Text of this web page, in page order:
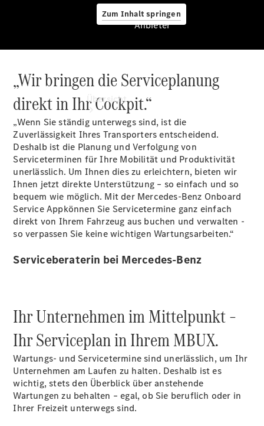
Zum Inhalt springen
Anbieter
Übersicht
Startseite
Ansprechpartner
finden
Probefahrt
Beratung
930 93 0
Anbieter
„Wir bringen die Serviceplanung
direkt in Ihr Cockpit.“
„Wenn Sie ständig unterwegs sind, ist die
Zuverlässigkeit Ihres Transporters entscheidend.
Deshalb ist die Planung und Verfolgung von
Serviceterminen für Ihre Mobilität und Produktivität
unerlässlich. Um Ihnen dies zu erleichtern, bieten wir
Ihnen jetzt direkte Unterstützung – so einfach und so
bequem wie möglich. Mit der Mercedes-Benz Onboard
Service Appkönnen Sie Servicetermine ganz einfach
direkt von Ihrem Fahrzeug aus buchen und verwalten -
so verpassen Sie keine wichtigen Wartungsarbeiten.“
Serviceberaterin bei Mercedes-Benz
Ihr Unternehmen im Mittelpunkt –
Ihr Serviceplan in Ihrem MBUX.
Wartungs- und Servicetermine sind unerlässlich, um Ihr
Unternehmen am Laufen zu halten. Deshalb ist es
wichtig, stets den Überblick über anstehende
Wartungen zu behalten – egal, ob Sie beruflich oder in
Ihrer Freizeit unterwegs sind.